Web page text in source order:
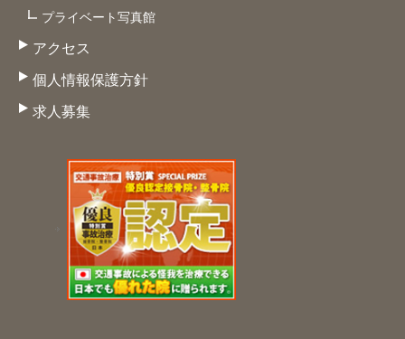
プライベート写真館
アクセス
個人情報保護方針
求人募集